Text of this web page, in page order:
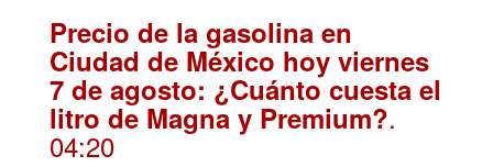
Precio de la gasolina en
Ciudad de México hoy viernes
7 de agosto: ¿Cuánto cuesta el
litro de Magna y Premium?.
04:20